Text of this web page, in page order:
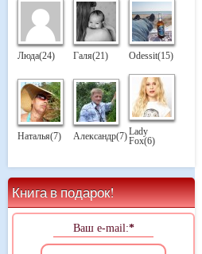
Люда(24) Галя(21) Odessit(15)
Наталья(7) Александр(7)Lady
Fox(6)
Книга в подарок!
Ваш e-mail:*